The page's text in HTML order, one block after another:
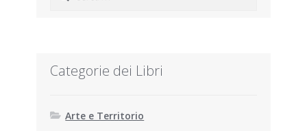
Categorie dei Libri
Arte e Territorio